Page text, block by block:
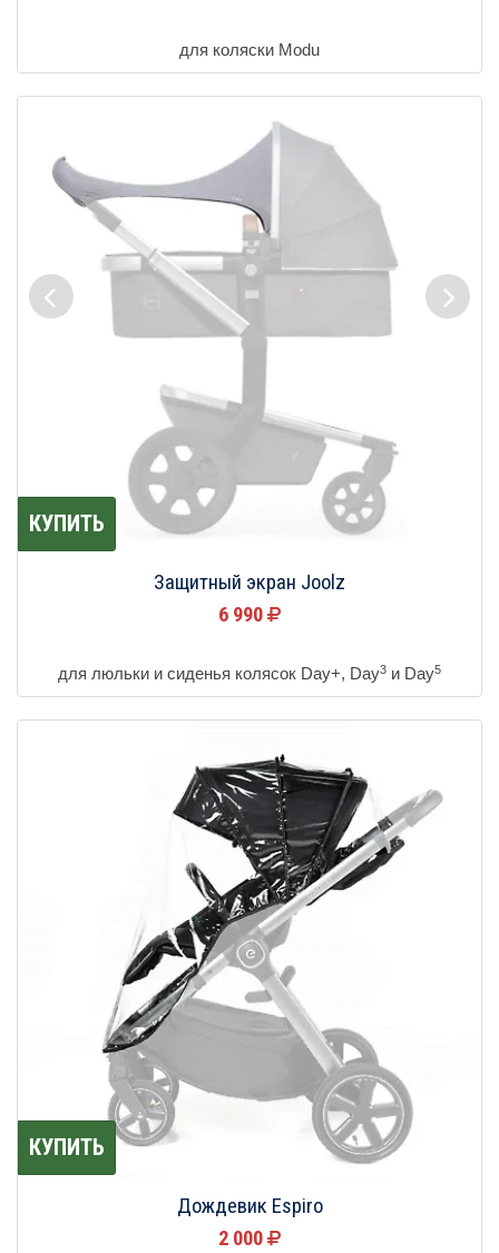
для коляски Modu
КУПИТЬ
Защитный экран Joolz
6 990
для люльки и сиденья колясок Day+, Day3 и Day5
КУПИТЬ
Дождевик Espiro
2 000